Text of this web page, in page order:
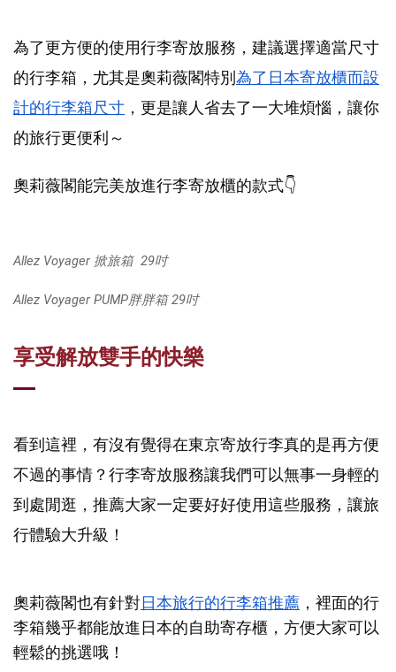
為了更方便的使用行李寄放服務，建議選擇適當尺寸
的行李箱，尤其是奧莉薇閣特別為了日本寄放櫃而設
計的行李箱尺寸 ，更是讓人省去了一大堆煩惱，讓你
的旅行更便利～
奧莉薇閣能完美放進行李寄放櫃的款式👇
Allez Voyager 掀旅箱 29吋
Allez Voyager PUMP胖胖箱 29吋
享受解放雙手的快樂
看到這裡，有沒有覺得在東京寄放行李真的是再方便
不過的事情？行李寄放服務讓我們可以無事一身輕的
到處閒逛，推薦大家一定要好好使用這些服務，讓旅
行體驗大升級！
奧莉薇閣也有針對日本旅行的行李箱推薦 ，裡面的行
李箱幾乎都能放進日本的自助寄存櫃，方便大家可以
輕鬆的挑選哦！